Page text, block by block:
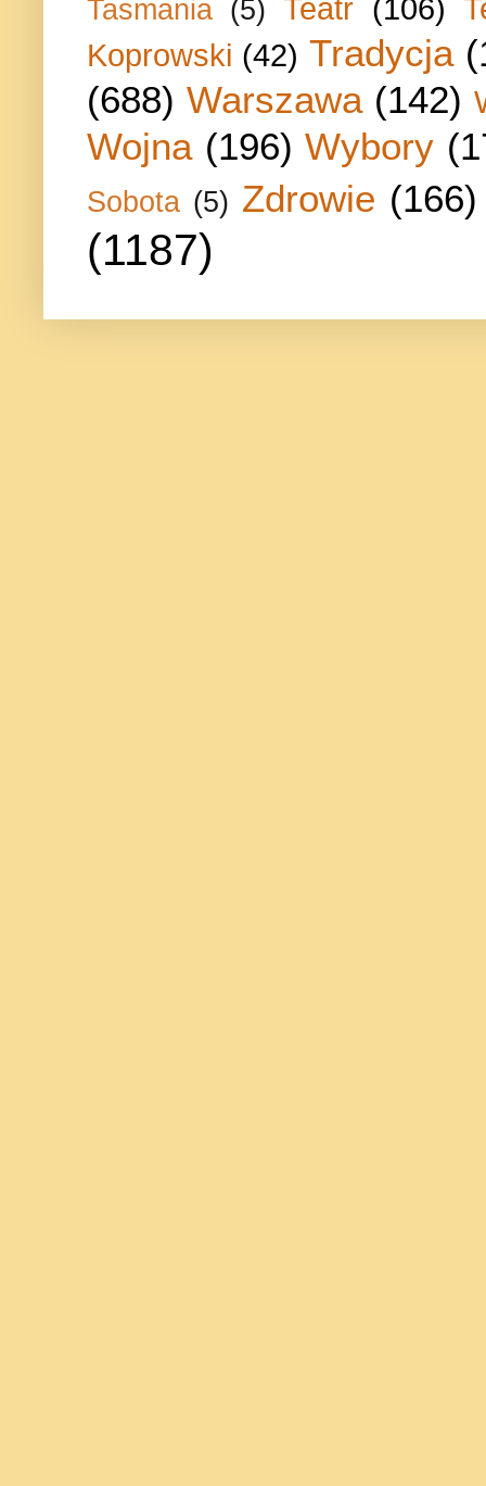
Tasmania (5) Teatr (106)
Koprowski (42) Tradycja
(688) Warszawa (142)
Wojna (196) Wybory
Sobota (5) Zdrowie (166)
(1187)